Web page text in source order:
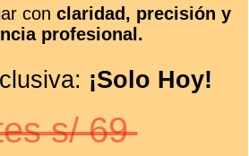
con claridad, precisión y
profesional.
¡Solo Hoy!
s/ 69